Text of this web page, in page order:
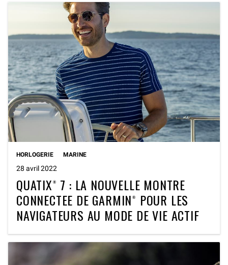
HORLOGERIE MARINE
28 avril 2022
QUATIX® 7 : LA NOUVELLE MONTRE
CONNECTEE DE GARMIN® POUR LES
NAVIGATEURS AU MODE DE VIE ACTIF